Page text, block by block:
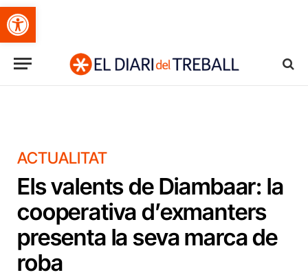
Obre la barra d'eines
ACTUALITAT
Els valents de Diambaar: la
cooperativa d’exmanters
presenta la seva marca de
roba